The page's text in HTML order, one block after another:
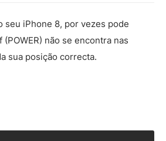
seu iPhone 8, por vezes pode
não se encontra nas
sua posição correcta.